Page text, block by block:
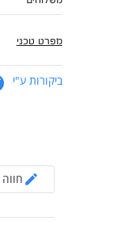
מפרט טכני
ביקורות ע"י